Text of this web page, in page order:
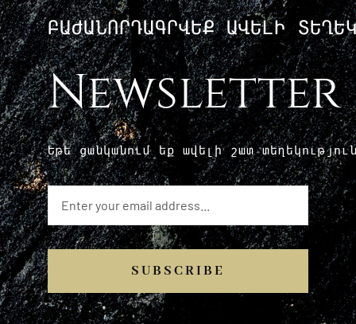
ԲԱԺԱՆՈՐԴԱԳՐՎԵՔ ԱՎԵԼԻ
Newsletter
Եթե ​​ցանկանում եք ավելի շատ
SUBSCRIBE